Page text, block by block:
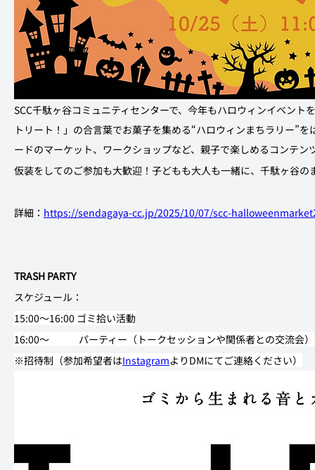
SCC千駄ヶ谷コミュニティセンターで、今年もハロウィンイベン
トリート！」の合言葉でお菓子を集める“ハロウィンまちラリー”
ードのマーケット、ワークショップなど、親子で楽しめるコンテン
仮装をしてのご参加も大歓迎！子どもも大人も一緒に、千駄ヶ谷の
詳細： https://sendagaya-cc.jp/2025/10/07/scc-
TRASH PARTY
スケジュール：
15:00〜16:00 ゴミ拾い活動
16:00〜　　　パーティー（トークセッションや関係者との交流会）
※招待制（参加希望者はInstagramよりDMにてご連絡ください）